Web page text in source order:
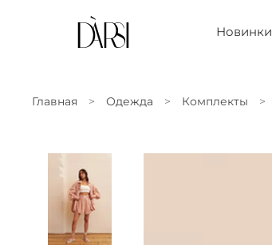
Новинки
Главная Одежда Комплекты